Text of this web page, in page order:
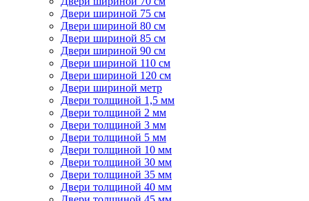
Двери шириной 75 см
Двери шириной 80 см
Двери шириной 85 см
Двери шириной 90 см
Двери шириной 110 см
Двери шириной 120 см
Двери шириной метр
Двери толщиной 1,5 мм
Двери толщиной 2 мм
Двери толщиной 3 мм
Двери толщиной 5 мм
Двери толщиной 10 мм
Двери толщиной 30 мм
Двери толщиной 35 мм
Двери толщиной 40 мм